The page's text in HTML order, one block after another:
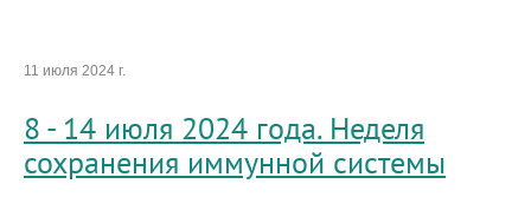
11 июля 2024 г.
8 - 14 июля 2024 года. Неделя
сохранения иммунной системы